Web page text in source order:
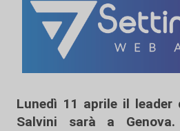
Lunedì 11 aprile il leader
Salvini sarà a Genova.